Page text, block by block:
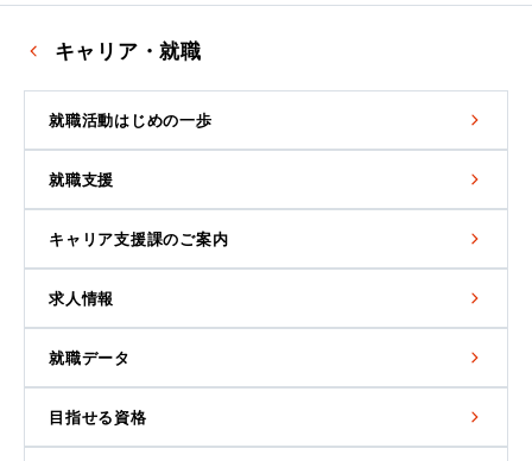
キャリア・就職
就職活動はじめの一歩
就職支援
キャリア支援課のご案内
求人情報
就職データ
目指せる資格